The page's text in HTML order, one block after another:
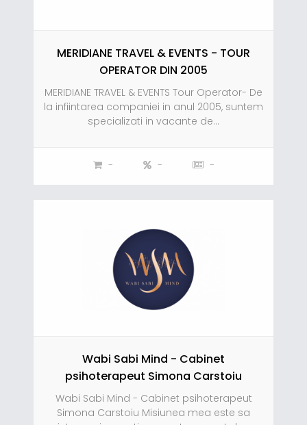
MERIDIANE TRAVEL & EVENTS - TOUR
OPERATOR DIN 2005
MERIDIANE TRAVEL & EVENTS Tour Operator- De
la infiintarea companiei in anul 2005, suntem
specializati in vacante de...
- - -
Wabi Sabi Mind - Cabinet
psihoterapeut Simona Carstoiu
Wabi Sabi Mind - Cabinet psihoterapeut
Simona Carstoiu Misiunea mea este sa